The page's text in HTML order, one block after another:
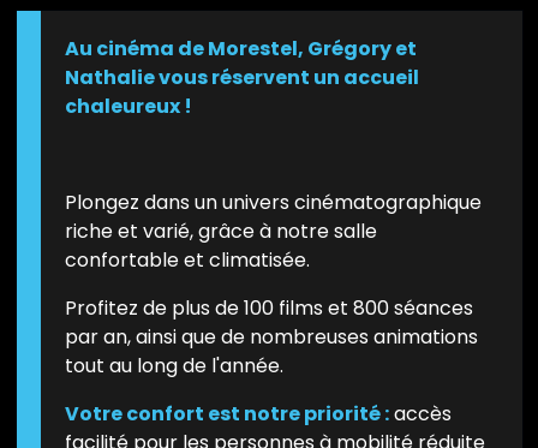
Au cinéma de Morestel, Grégory et
Nathalie vous réservent un accueil
chaleureux !
Plongez dans un univers cinématographique
riche et varié, grâce à notre salle
confortable et climatisée.
Profitez de plus de 100 films et 800 séances
par an, ainsi que de nombreuses animations
tout au long de l'année.
Votre confort est notre priorité :accès